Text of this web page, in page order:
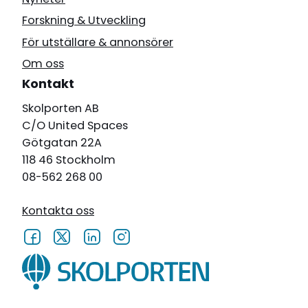
Forskning & Utveckling
För utställare & annonsörer
Om oss
Kontakt
Skolporten AB
C/O United Spaces
Götgatan 22A
118 46 Stockholm
08-562 268 00
Kontakta oss